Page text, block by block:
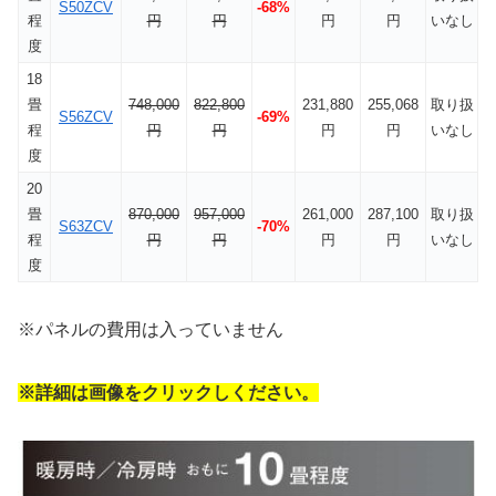
程
度
S50ZCV
円
円
-68%
円
円
いなし
18
畳
程
度
S56ZCV
748,000
円
822,800
円
-69%
231,880
円
255,068
円
取り扱
いなし
20
畳
程
度
S63ZCV
870,000
円
957,000
円
-70%
261,000
円
287,100
円
取り扱
いなし
※パネルの費用は入っていません
※詳細は画像をクリックしください。